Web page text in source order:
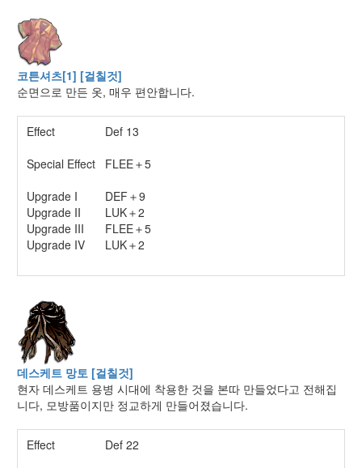
코튼셔츠[1] [걸칠것]
순면으로 만든 옷, 매우 편안합니다.
Effect
Def 13
Special Effect
FLEE＋5
Upgrade I
DEF＋9
Upgrade II
LUK＋2
Upgrade III
FLEE＋5
Upgrade IV
LUK＋2
데스케트 망토 [걸칠것]
현자 데스케트 용병 시대에 착용한 것을 본따 만들었다고 전해집
니다, 모방품이지만 정교하게 만들어졌습니다.
Effect
Def 22